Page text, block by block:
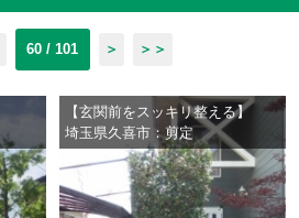
60 / 101 ＞ ＞＞
【玄関前をスッキリ整える】
埼玉県久喜市：剪定